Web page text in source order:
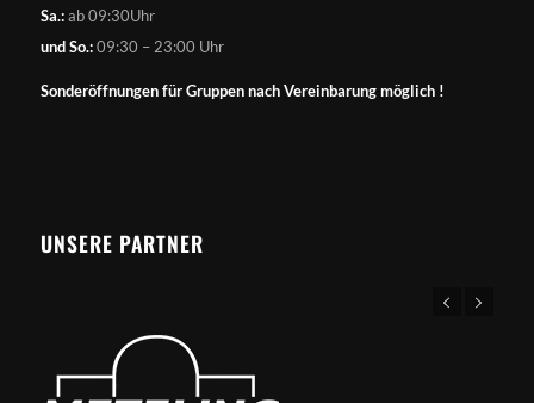
Sa.:ab 09:30Uhr
und So.:09:30 – 23:00 Uhr
Sonderöffnungen für Gruppen nach Vereinbarung möglich !
UNSERE PARTNER